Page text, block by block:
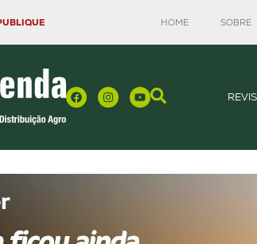
HOME SOBRE